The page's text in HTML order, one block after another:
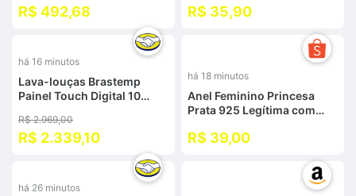
R$ 492,68
Sofisticada e Elegante
R$ 35,90
há 16 minutos
Lava-louças Brastemp
Painel Touch Digital 10
Pesado - 110v/220v
R$ 2.969,00
R$ 2.339,10
há 18 minutos
Anel Feminino Princesa
Prata 925 Legítima com
Brilhante com Certificado
R$ 39,00
há 26 minutos -33